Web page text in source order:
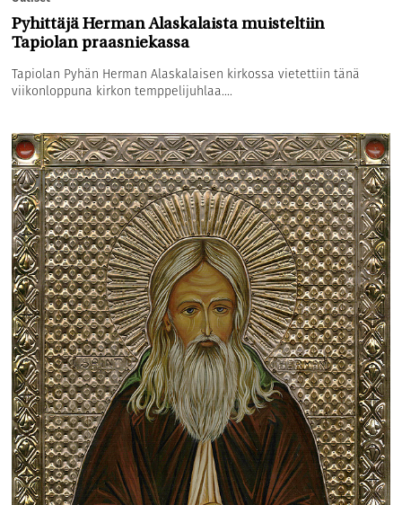
Pyhittäjä Herman Alaskalaista muisteltiin
Tapiolan praasniekassa
Tapiolan Pyhän Herman Alaskalaisen kirkossa vietettiin tänä
viikonloppuna kirkon temppelijuhlaa....